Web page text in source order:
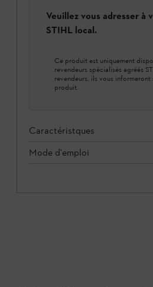
Veuillez vous adresser à
STIHL local.
Ce produit est uniquement
revendeurs spécialisés agréés
revendeurs, ils vous
produit.
Caractéristques
Mode d'emploi